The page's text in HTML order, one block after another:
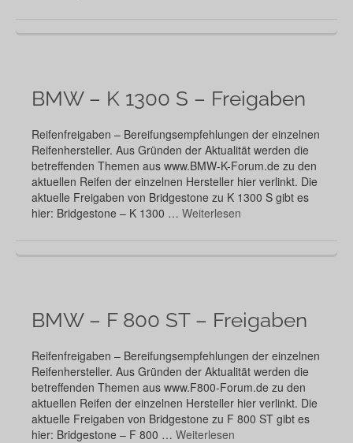
BMW – K 1300 S – Freigaben
Reifenfreigaben – Bereifungsempfehlungen der einzelnen
Reifenhersteller. Aus Gründen der Aktualität werden die
betreffenden Themen aus www.BMW-K-Forum.de zu den
aktuellen Reifen der einzelnen Hersteller hier verlinkt. Die
aktuelle Freigaben von Bridgestone zu K 1300 S gibt es
hier: Bridgestone – K 1300 … Weiterlesen
BMW – F 800 ST – Freigaben
Reifenfreigaben – Bereifungsempfehlungen der einzelnen
Reifenhersteller. Aus Gründen der Aktualität werden die
betreffenden Themen aus www.F800-Forum.de zu den
aktuellen Reifen der einzelnen Hersteller hier verlinkt. Die
aktuelle Freigaben von Bridgestone zu F 800 ST gibt es
hier: Bridgestone – F 800 … Weiterlesen